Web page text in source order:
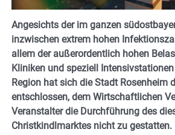
Angesichts der im ganzen
inzwischen extrem hohen
allem der außerordentlich hohen
Kliniken und speziell
Region hat sich die Stadt Rosenheim
entschlossen, dem Wirtschaftlichen
Veranstalter die Durchführung des
Christkindlmarktes nicht zu gestatten.